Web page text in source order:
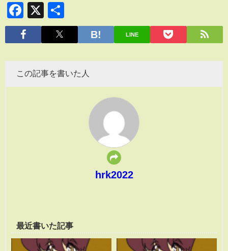
Facebook
X
有
LINE
この記事を書いた人
hrk2022
最近書いた記事